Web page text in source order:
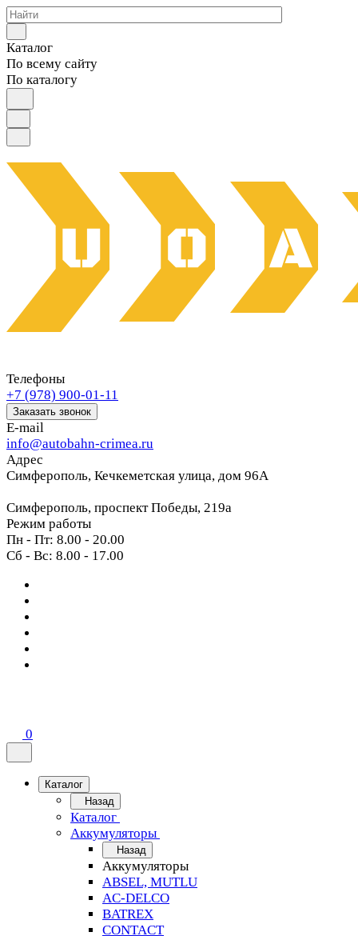
Каталог
По всему сайту
По каталогу
Телефоны
+7 (978) 900-01-11
Заказать звонок
E-mail
info@autobahn-crimea.ru
Адрес
Симферополь, Кечкеметская улица, дом 96А
Симферополь, проспект Победы, 219а
Режим работы
Пн - Пт: 8.00 - 20.00
Сб - Вс: 8.00 - 17.00
0
Каталог
Назад
Каталог
Аккумуляторы
Назад
Аккумуляторы
ABSEL, MUTLU
AC-DELCO
BATREX
CONTACT